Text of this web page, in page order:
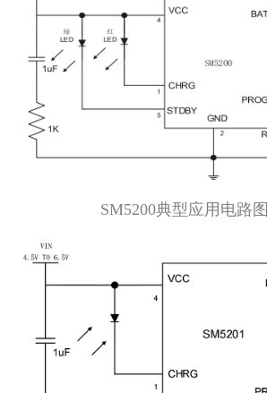
SM5200典型应用电路图